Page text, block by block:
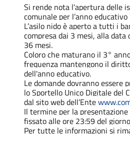
Si rende nota l'apertura delle
comunale per l’anno
L’asilo nido è aperto a tutti i
compresa dai 3 mesi, alla
36 mesi.
Coloro che maturano il 3°
frequenza mantengono il
dell'anno educativo.
Le domande dovranno essere
lo Sportello Unico Digitale del
dal sito web dell’Ente
Il termine per la
fissato alle ore 23:59 del
Per tutte le informazioni si